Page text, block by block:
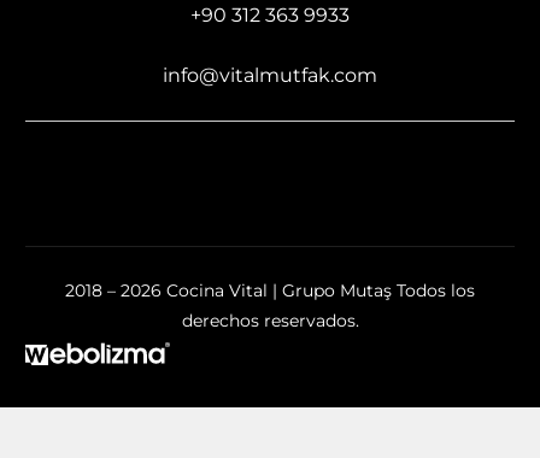
+90 312 363 9933
info@vitalmutfak.com
2018 – 2026 Cocina Vital | Grupo Mutaş Todos los
derechos reservados.